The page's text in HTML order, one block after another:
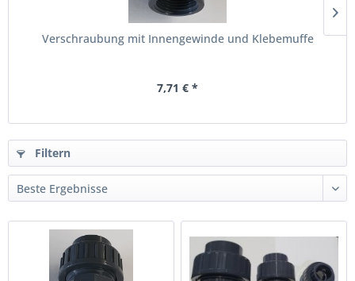
Verschraubung mit Innengewinde und Klebemuffe
7,71 € *
Filtern